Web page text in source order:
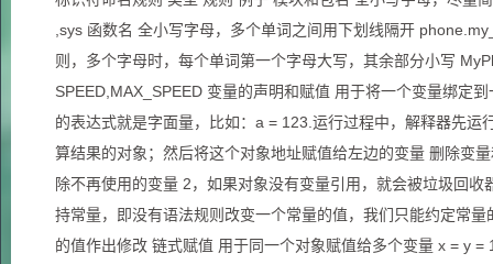
,sys 函数名 全小写字母，多个单词之间用下划线隔开
则，多个字母时，每个单词第一个字母大写，其余部分小写
SPEED,MAX_SPEED 变量的声明和赋值 用于将一个变量绑定
的表达式就是字面量，比如：a = 123.运行过程中，解释器先运
算结果的对象；然后将这个对象地址赋值给左边的变量 删除变
除不再使用的变量 2，如果对象没有变量引用，就会被垃圾回
持常量，即没有语法规则改变一个常量的值，我们只能约定常
的值作出修改 链式赋值 用于同一个对象赋值给多个变量 x = y